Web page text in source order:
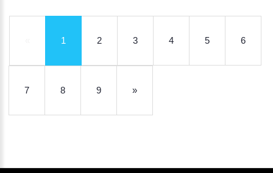
1 2 3 4 5 6
7 8 9 »